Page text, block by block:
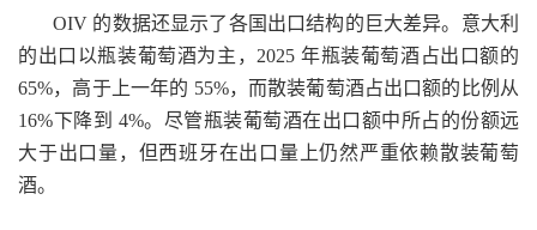
OIV 的数据还显示了各国出口结构的巨大差异。意大利
的出口以瓶装葡萄酒为主，2025 年瓶装葡萄酒占出口额的
65%，高于上一年的 55%，而散装葡萄酒占出口额的比例从
16%下降到 4%。尽管瓶装葡萄酒在出口额中所占的份额远
大于出口量，但西班牙在出口量上仍然严重依赖散装葡萄
酒。